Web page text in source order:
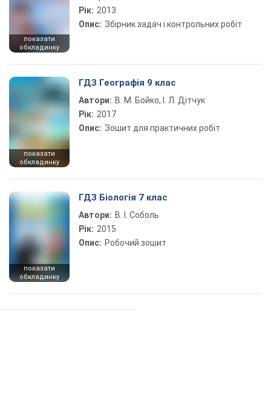
показати
обкладинку
Рік: 2013
Опис: Збірник задач і контрольних робіт
показати
обкладинку
ГДЗ Географія 9 клас
Автори: В. М. Бойко, І. Л. Дітчук
Рік: 2017
Опис: Зошит для практичних робіт
показати
обкладинку
ГДЗ Біологія 7 клас
Автори: В. І. Соболь
Рік: 2015
Опис: Робочий зошит